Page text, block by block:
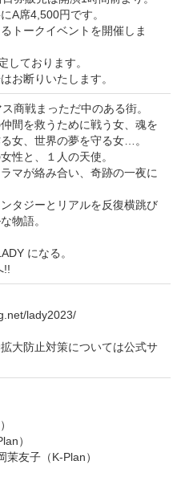
A席4,500円です。
トークイベントを開催しま
ております。
お断りいたします。
商戦まっただ中のある街。
間を救うために戦う女、魂を
女、世界の夢を守る女…。
性と、１人の天使。
マが絡み合い、奇跡の一夜に
タジーとリアルを反復横跳び
物語。
になる。
!!
lady2023/
大防止対策については公式サ
）
友子（K-Plan）